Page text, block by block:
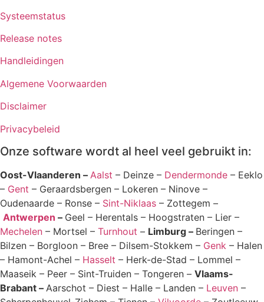
Systeemstatus
Release notes
Handleidingen
Algemene Voorwaarden
Disclaimer
Privacybeleid
Onze software wordt al heel veel gebruikt in:
Oost-Vlaanderen – Aalst – Deinze – Dendermonde – Eeklo
– Gent – Geraardsbergen – Lokeren – Ninove –
Oudenaarde – Ronse – Sint-Niklaas – Zottegem –
Antwerpen – Geel – Herentals – Hoogstraten – Lier –
Mechelen – Mortsel – Turnhout – Limburg – Beringen –
Bilzen – Borgloon – Bree – Dilsem-Stokkem – Genk – Halen
– Hamont-Achel – Hasselt – Herk-de-Stad – Lommel –
Maaseik – Peer – Sint-Truiden – Tongeren – Vlaams-
Brabant – Aarschot – Diest – Halle – Landen – Leuven –